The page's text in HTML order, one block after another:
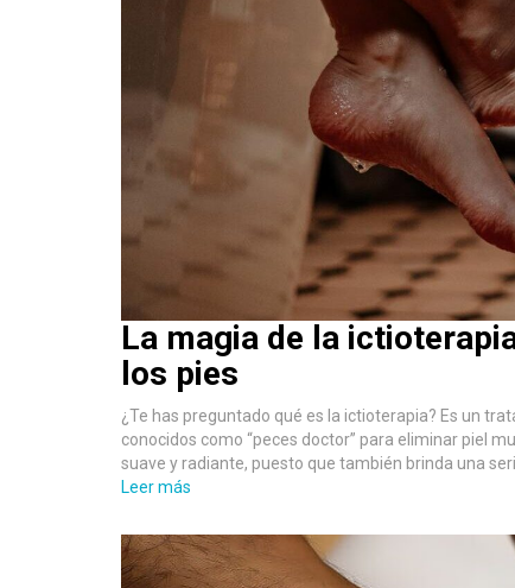
La magia de la
los pies
¿Te has preguntado qué es la ictioterapia? Es un
conocidos como “peces doctor” para eliminar piel
suave y radiante, puesto que también brinda una
Leer más